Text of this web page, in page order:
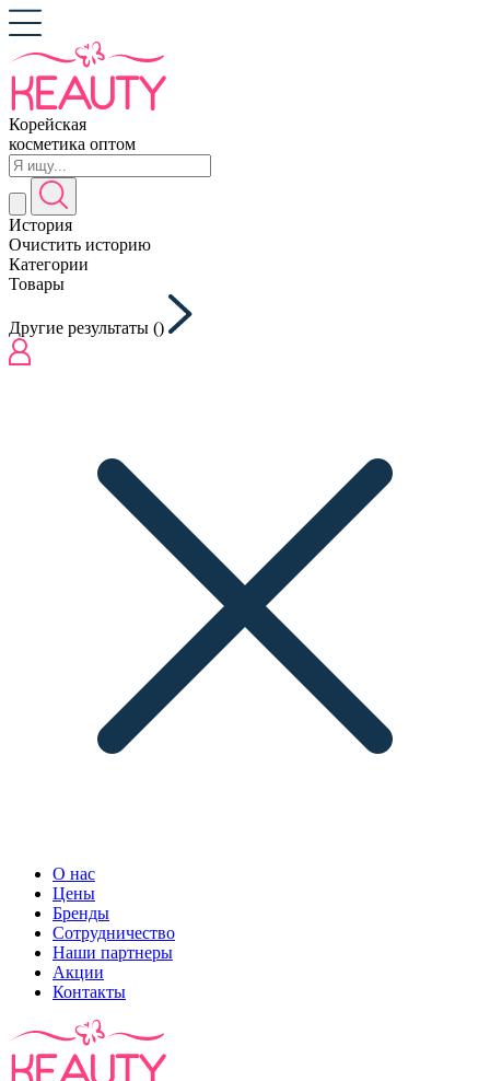
Корейская
косметика оптом
История
Очистить историю
Категории
Товары
Другие результаты ()
О нас
Цены
Бренды
Сотрудничество
Наши партнеры
Акции
Контакты